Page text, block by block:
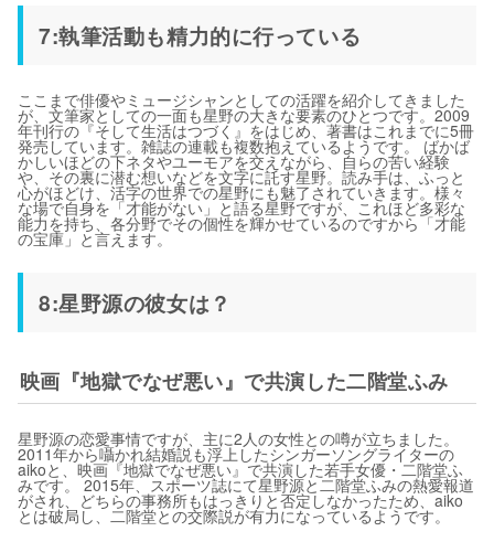
7:執筆活動も精力的に行っている
ここまで俳優やミュージシャンとしての活躍を紹介してきました
が、文筆家としての一面も星野の大きな要素のひとつです。2009
年刊行の『そして生活はつづく』をはじめ、著書はこれまでに5冊
発売しています。雑誌の連載も複数抱えているようです。 ばかば
かしいほどの下ネタやユーモアを交えながら、自らの苦い経験
や、その裏に潜む想いなどを文字に託す星野。読み手は、ふっと
心がほどけ、活字の世界での星野にも魅了されていきます。様々
な場で自身を「才能がない」と語る星野ですが、これほど多彩な
能力を持ち、各分野でその個性を輝かせているのですから「才能
の宝庫」と言えます。
8:星野源の彼女は？
映画『地獄でなぜ悪い』で共演した二階堂ふみ
星野源の恋愛事情ですが、主に2人の女性との噂が立ちました。
2011年から囁かれ結婚説も浮上したシンガーソングライターの
aikoと、映画『地獄でなぜ悪い』で共演した若手女優・二階堂ふ
みです。 2015年、スポーツ誌にて星野源と二階堂ふみの熱愛報道
がされ、どちらの事務所もはっきりと否定しなかったため、aiko
とは破局し、二階堂との交際説が有力になっているようです。